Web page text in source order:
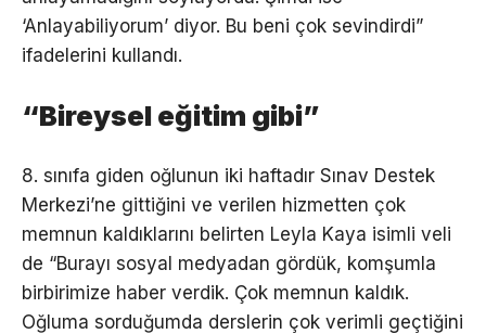
‘Anlayabiliyorum’ diyor. Bu beni çok sevindirdi”
ifadelerini kullandı.
“Bireysel eğitim gibi”
8. sınıfa giden oğlunun iki haftadır Sınav Destek
Merkezi’ne gittiğini ve verilen hizmetten çok
memnun kaldıklarını belirten Leyla Kaya isimli veli
de “Burayı sosyal medyadan gördük, komşumla
birbirimize haber verdik. Çok memnun kaldık.
Oğluma sorduğumda derslerin çok verimli geçtiğini